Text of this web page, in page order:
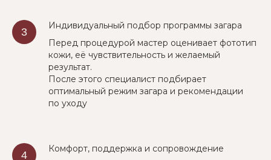
Индивидуальный подбор программы загара
Перед процедурой мастер оценивает фототип
кожи, её чувствительность и желаемый
результат.
После этого специалист подбирает
оптимальный режим загара и рекомендации
по уходу
Комфорт, поддержка и сопровождение